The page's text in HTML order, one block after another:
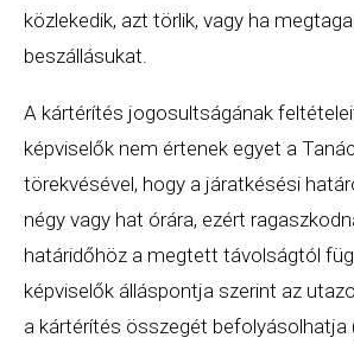
közlekedik, azt törlik, vagy ha
beszállásukat.
A kártérítés jogosultságának
képviselők nem értenek egyet a
törekvésével, hogy a járatkésési
négy vagy hat órára, ezért
határidőhöz a megtett távolságtól
képviselők álláspontja szerint az
a kártérítés összegét befolyásolhatja